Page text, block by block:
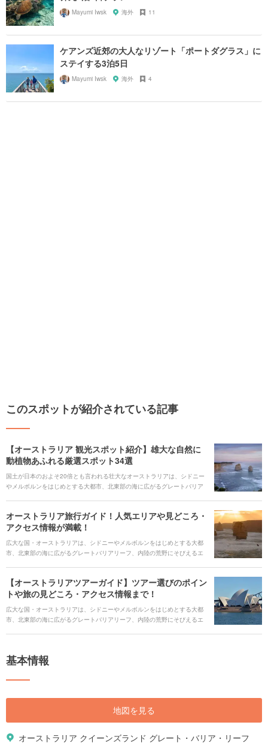
Mayumi Iwsk 海外 11
ケアンズ近郊の大人なリゾート「ポートダグラス」に
ステイする3泊5日
Mayumi Iwsk 海外 4
このスポットが紹介されている記事
【オーストラリア 観光スポット紹介】雄大な自然に
動植物あふれる厳選スポット34選
国土が日本のおよそ20倍とも言われる壮大なオーストラリアは、シドニー
やメルボルンをはじめとする大都市、北東部の海に広がるグレートバリア
的にも珍しい固有の動物たち。可愛らしいコアラやペンギンなどの動物た
ちとふれあえるレアなチャンスです。定番から穴場まで、初めての方にも
オーストラリア旅行ガイド！人気エリアや見どころ・
アクセス情報が満載！
広大な国・オーストラリアは、シドニーやメルボルンをはじめとする大都
市、北東部の海に広がるグレートバリアリーフ、内陸の荒野にそびえるエ
る、あらゆる楽しみ方を兼ね備えています。 また、可愛らしいコアラやペ
ンギンなど、野生の動物たちに会える貴重なチャンス。オーストラリアの
【オーストラリアツアーガイド】ツアー選びのポイン
トや旅の見どころ・アクセス情報まで！
広大な国・オーストラリアは、シドニーやメルボルンをはじめとする大都
市、北東部の海に広がるグレートバリアリーフ、内陸の荒野にそびえるエ
ぎて一体どこを見たらいいのか迷ってしまう初めての方にも分かりやすい
基本情報
地図を見る
オーストラリア クイーンズランド グレート・バリア・リーフ